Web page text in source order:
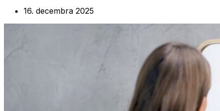
16. decembra 2025